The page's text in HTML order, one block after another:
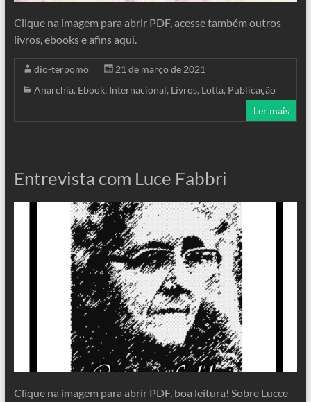
Clique na imagem para abrir PDF, acesse também outros
livros, ebooks e afins aqui.
dio-terpomo
21 de março de 2021
Anarchia, Ebook, Internacional, Livros, Lotta, Publicação
Ler mais
Entrevista com Luce Fabbri
Clique na imagem para abrir PDF, boa leitura! Sobre Lucce